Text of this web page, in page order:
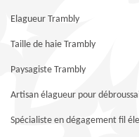
Elagueur Trambly
Taille de haie Trambly
Paysagiste Trambly
Artisan élagueur pour
Spécialiste en dégagement fil